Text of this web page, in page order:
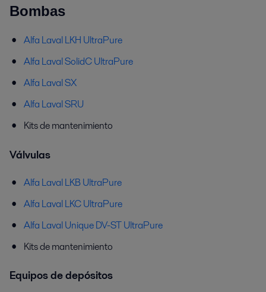
Bombas
Alfa Laval LKH UltraPure
Alfa Laval SolidC UltraPure
Alfa Laval SX
Alfa Laval SRU
Kits de mantenimiento
Válvulas
Alfa Laval LKB UltraPure
Alfa Laval LKC UltraPure
Alfa Laval Unique DV-ST UltraPure
Kits de mantenimiento
Equipos de depósitos